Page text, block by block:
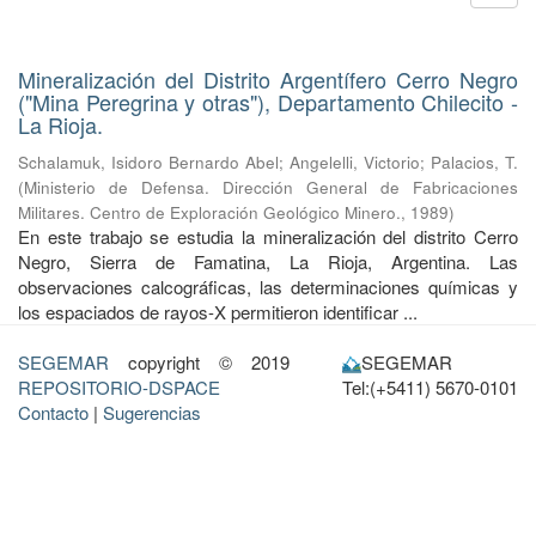
Mineralización del Distrito Argentífero Cerro Negro
("Mina Peregrina y otras"), Departamento Chilecito -
La Rioja.
Schalamuk, Isidoro Bernardo Abel; Angelelli, Victorio; Palacios, T.
(Ministerio de Defensa. Dirección General de Fabricaciones
Militares. Centro de Exploración Geológico Minero., 1989)
En este trabajo se estudia la mineralización del distrito Cerro
Negro, Sierra de Famatina, La Rioja, Argentina. Las
observaciones calcográficas, las determinaciones químicas y
los espaciados de rayos-X permitieron identificar ...
SEGEMAR copyright © 2019
REPOSITORIO-DSPACE
Contacto | Sugerencias
SEGEMAR
Tel:(+5411) 5670-0101